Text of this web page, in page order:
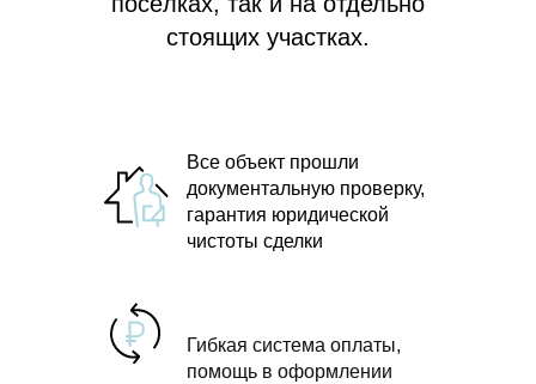
стоящих участках.
Все объект прошли
документальную проверку,
гарантия юридической
чистоты сделки
Гибкая система оплаты,
помощь в оформлении